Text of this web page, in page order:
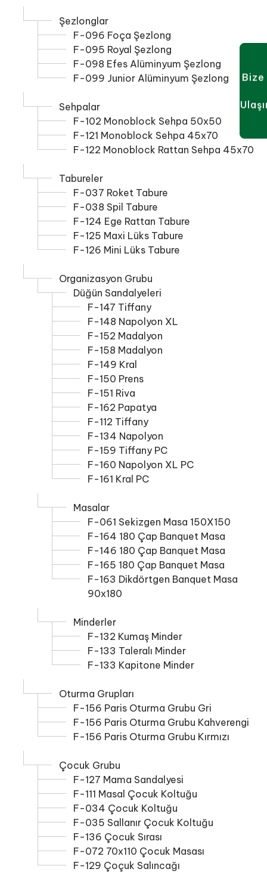
Şezlonglar
F-096 Foça Şezlong
F-095 Royal Şezlong
F-098 Efes Alüminyum Şezlong
F-099 Junior Alüminyum Şezlong
Sehpalar
F-102 Monoblock Sehpa 50x50
F-121 Monoblock Sehpa 45x70
F-122 Monoblock Rattan Sehpa 45x70
Tabureler
F-037 Roket Tabure
F-038 Spil Tabure
F-124 Ege Rattan Tabure
F-125 Maxi Lüks Tabure
F-126 Mini Lüks Tabure
Organizasyon Grubu
Düğün Sandalyeleri
F-147 Tiffany
F-148 Napolyon XL
F-152 Madalyon
F-158 Madalyon
F-149 Kral
F-150 Prens
F-151 Riva
F-162 Papatya
F-112 Tiffany
F-134 Napolyon
F-159 Tiffany PC
F-160 Napolyon XL PC
F-161 Kral PC
Masalar
F-061 Sekizgen Masa 150X150
F-164 180 Çap Banquet Masa
F-146 180 Çap Banquet Masa
F-165 180 Çap Banquet Masa
F-163 Dikdörtgen Banquet Masa
90x180
Minderler
F-132 Kumaş Minder
F-133 Taleralı Minder
F-133 Kapitone Minder
Oturma Grupları
F-156 Paris Oturma Grubu Gri
F-156 Paris Oturma Grubu Kahverengi
F-156 Paris Oturma Grubu Kırmızı
Çocuk Grubu
F-127 Mama Sandalyesi
F-111 Masal Çocuk Koltuğu
F-034 Çocuk Koltuğu
F-035 Sallanır Çocuk Koltuğu
F-136 Çocuk Sırası
F-072 70x110 Çocuk Masası
F-129 Çoçuk Salıncağı
Bize